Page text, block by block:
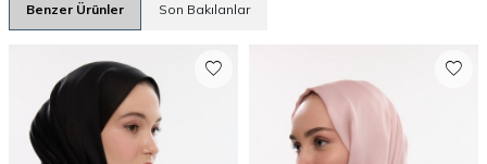
Benzer Ürünler Son Bakılanlar